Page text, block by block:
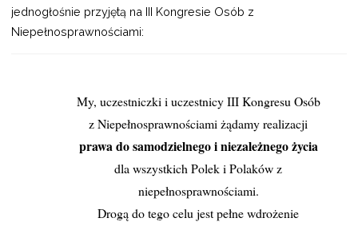
jednogłośnie przyjętą na III Kongresie Osób z
Niepełnosprawnościami:
My, uczestniczki i uczestnicy III Kongresu Osób
z Niepełnosprawnościami żądamy realizacji
prawa do samodzielnego i niezależnego życia
dla wszystkich Polek i Polaków z
niepełnosprawnościami.
Drogą do tego celu jest pełne wdrożenie